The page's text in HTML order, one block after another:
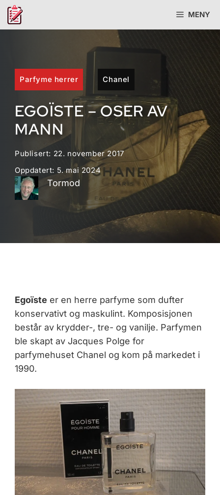
Hopp
MENY
Parfyme herrer Chanel
EGOÏSTE – OSER AV
MANN
Publisert: 22. november 2017
Oppdatert: 5. mai 2024
Tormod
Egoïste er en herre parfyme som dufter
konservativt og maskulint. Komposisjonen
består av krydder-, tre- og vanilje. Parfymen
ble skapt av Jacques Polge for
parfymehuset Chanel og kom på markedet i
1990.